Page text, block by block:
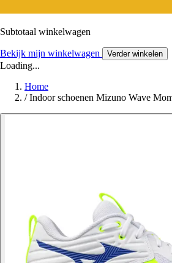
Subtotaal winkelwagen
Bekijk mijn winkelwagen Verder winkelen
Loading...
Home
/ Indoor schoenen Mizuno Wave